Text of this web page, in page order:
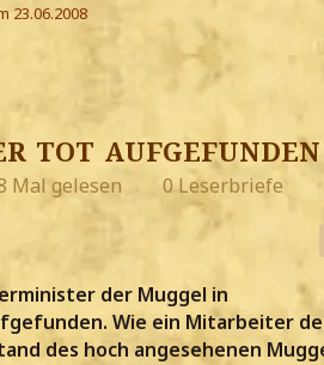
23.06.2008
tot aufgefunden
Mal gelesen 0 Leserbriefe
der Muggel in
Wie ein Mitarbeiter
des hoch angesehenen